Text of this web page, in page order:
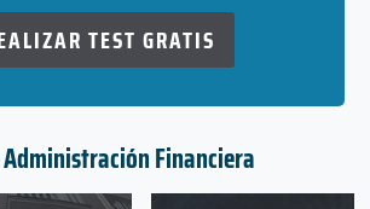
TEST GRATIS
Financiera